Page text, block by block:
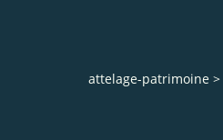
attelage-patrimoine >